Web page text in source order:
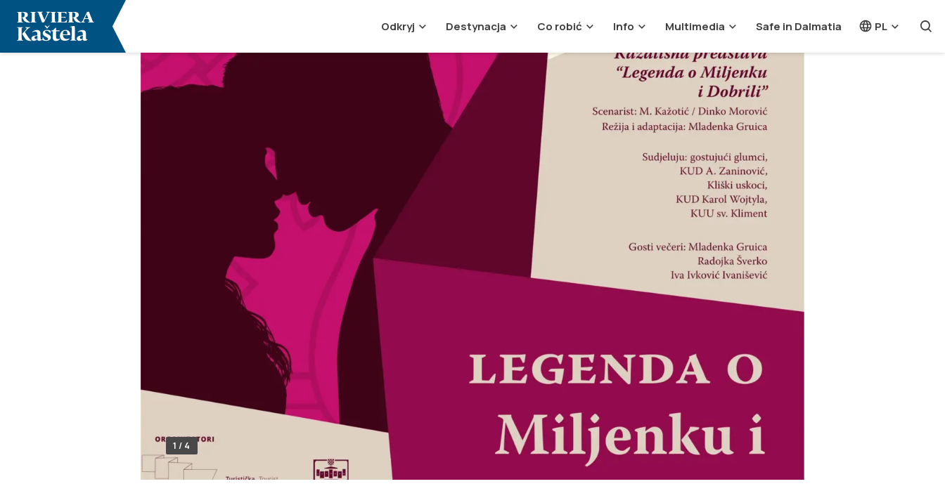
Odkryj Destynacja Co robić Info Multimedia Safe in Dalmatia PL
1 / 4